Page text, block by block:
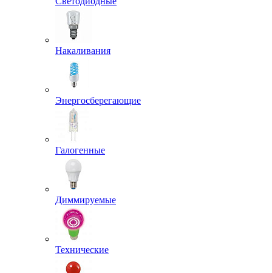
Накаливания
Энергосберегающие
Галогенные
Диммируемые
Технические